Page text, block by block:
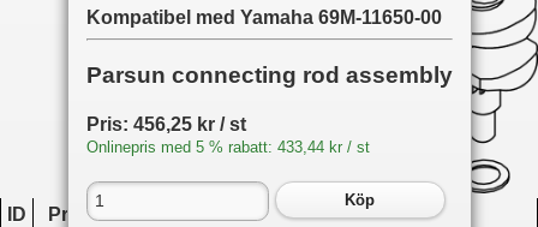
ID Produktkod
Namn
Kompatibel med Yamaha 69M-11650-00
Parsun connecting rod assembly
Pris: 456,25 kr / st
Onlinepris med 5 % rabatt: 433,44 kr / st
Köp